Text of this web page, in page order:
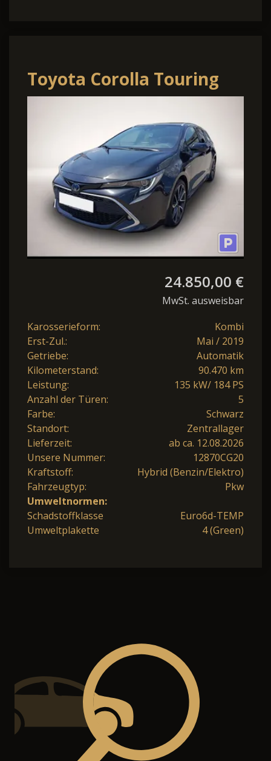
Toyota Corolla Touring
Sports 2.0 Lounge
"Glasdach,Navi
24.850,00 €
MwSt. ausweisbar
Karosserieform:
Kombi
Erst-Zul.:
Mai / 2019
Getriebe:
Automatik
Kilometerstand:
90.470 km
Leistung:
135 kW/ 184 PS
Anzahl der Türen:
5
Farbe:
Schwarz
Standort:
Zentrallager
Lieferzeit:
ab ca. 12.08.2026
Unsere Nummer:
12870CG20
Kraftstoff:
Hybrid (Benzin/Elektro)
Fahrzeugtyp:
Pkw
Umweltnormen:
Schadstoffklasse
Euro6d-TEMP
Umweltplakette
4 (Green)